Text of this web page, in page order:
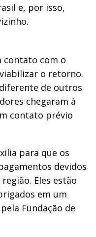
e, por isso,
contato com o
o retorno.
de outros
chegaram à
contato prévio
para que os
devidos
Eles estão
em um
Fundação de